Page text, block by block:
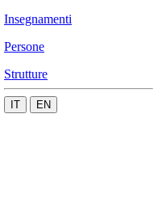
Insegnamenti
Persone
Strutture
IT EN